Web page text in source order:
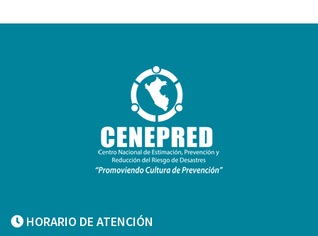
HORARIO DE ATENCIÓN